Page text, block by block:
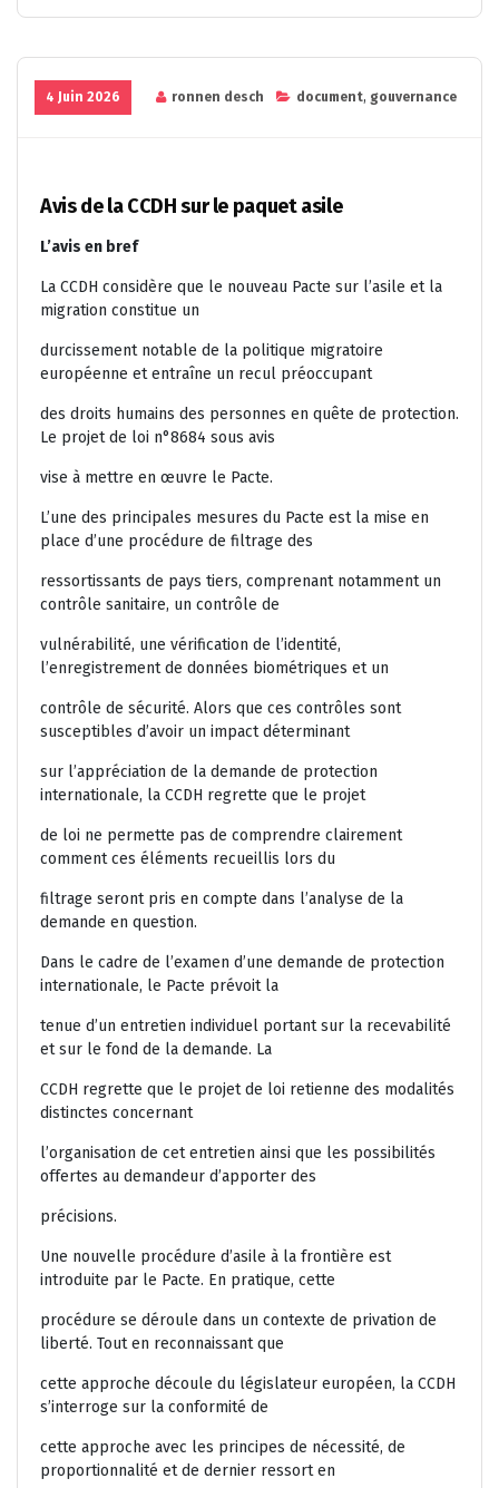
4 Juin 2026 ronnen desch document, gouvernance
Avis de la CCDH sur le paquet asile
L’avis en bref
La CCDH considère que le nouveau Pacte sur l’asile et la
migration constitue un
durcissement notable de la politique migratoire
européenne et entraîne un recul préoccupant
des droits humains des personnes en quête de protection.
Le projet de loi n°8684 sous avis
vise à mettre en œuvre le Pacte.
L’une des principales mesures du Pacte est la mise en
place d’une procédure de filtrage des
ressortissants de pays tiers, comprenant notamment un
contrôle sanitaire, un contrôle de
vulnérabilité, une vérification de l’identité,
l’enregistrement de données biométriques et un
contrôle de sécurité. Alors que ces contrôles sont
susceptibles d’avoir un impact déterminant
sur l’appréciation de la demande de protection
internationale, la CCDH regrette que le projet
de loi ne permette pas de comprendre clairement
comment ces éléments recueillis lors du
filtrage seront pris en compte dans l’analyse de la
demande en question.
Dans le cadre de l’examen d’une demande de protection
internationale, le Pacte prévoit la
tenue d’un entretien individuel portant sur la recevabilité
et sur le fond de la demande. La
CCDH regrette que le projet de loi retienne des modalités
distinctes concernant
l’organisation de cet entretien ainsi que les possibilités
offertes au demandeur d’apporter des
précisions.
Une nouvelle procédure d’asile à la frontière est
introduite par le Pacte. En pratique, cette
procédure se déroule dans un contexte de privation de
liberté. Tout en reconnaissant que
cette approche découle du législateur européen, la CCDH
s’interroge sur la conformité de
cette approche avec les principes de nécessité, de
proportionnalité et de dernier ressort en